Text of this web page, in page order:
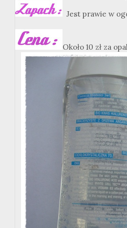
Jest prawie w
Około 10 zł za